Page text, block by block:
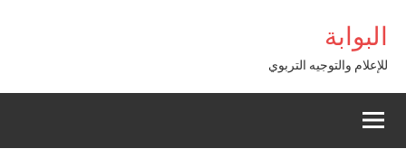
contenu
البوابة
للإعلام والتوجيه التربوي